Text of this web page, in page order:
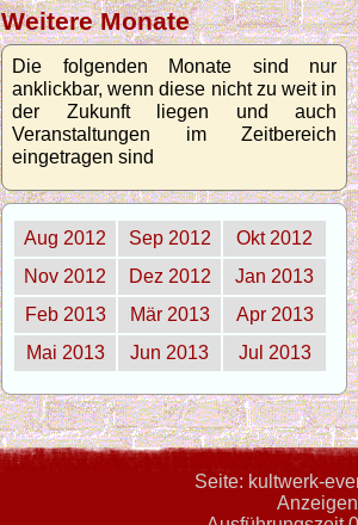
Weitere Monate
Die folgenden Monate sind nur
anklickbar, wenn diese nicht zu weit in
der Zukunft liegen und auch
Veranstaltungen im Zeitbereich
eingetragen sind
Aug 2012 Sep 2012
Okt 2012
Nov 2012
Dez 2012
Jan 2013
Feb 2013
Mär 2013
Apr 2013
Mai 2013
Jun 2013 Jul 2013
Seite: kultwerk-